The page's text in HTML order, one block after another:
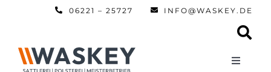
06221 – 25727 INFO@WASKEY.DE
Toggle